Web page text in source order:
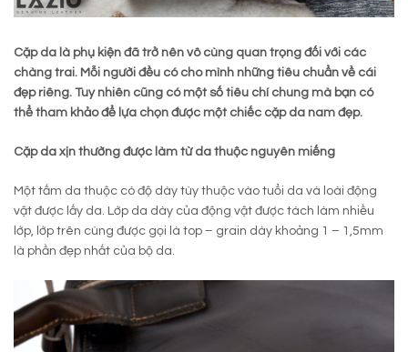
Cặp da là phụ kiện đã trở nên vô cùng quan trọng đối với các
chàng trai. Mỗi người đều có cho mình những tiêu chuẩn về cái
đẹp riêng. Tuy nhiên cũng có một số tiêu chí chung mà bạn có
thể tham khảo để lựa chọn được một chiếc cặp da nam đẹp.
Cặp da xịn thường được làm từ da thuộc nguyên miếng
Một tấm da thuộc có độ dày tùy thuộc vào tuổi da và loài động
vật được lấy da. Lớp da dày của động vật được tách làm nhiều
lớp, lớp trên cùng được gọi là top – grain dày khoảng 1 – 1,5mm
là phần đẹp nhất của bộ da.